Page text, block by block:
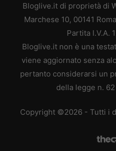
Bloglive.it di proprietà di
Marchese 10, 00141
Partita I.V.A.
Bloglive.it non è una
viene aggiornato senza
pertanto considerarsi un
della legge n.
Copyright ©2026 - Tutti i